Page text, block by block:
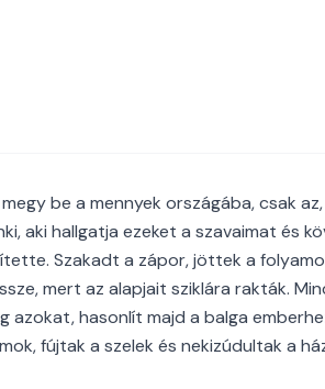
be a mennyek országába, csak
aki hallgatja ezeket a szavaimat és
Szakadt a zápor, jöttek a
mert az alapjait sziklára rakták.
azokat, hasonlít majd a balga
fújtak a szelek és nekizúdultak a